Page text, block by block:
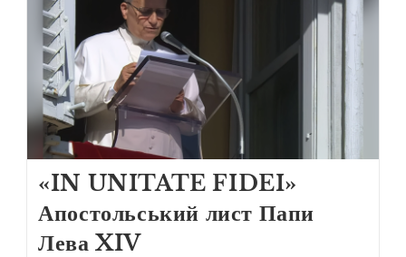
«IN UNITATE FIDEI»
Апостольський лист Папи
Лева XIV